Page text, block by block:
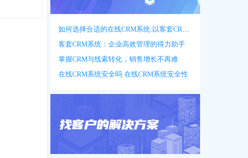
如何选择合适的在线CRM系统:以客套CRM系统为例
客套CRM系统：企业高效管理的得力助手
掌握CRM与线索转化，销售增长不再难
在线CRM系统安全吗 在线CRM系统安全性